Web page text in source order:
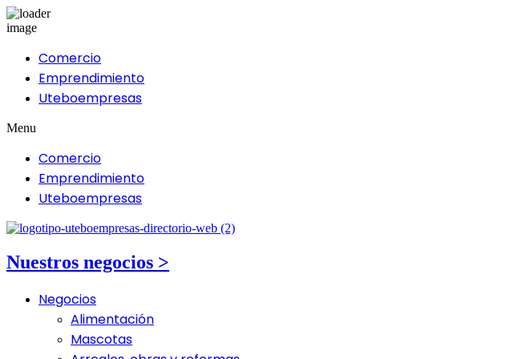
Comercio
Emprendimiento
Uteboempresas
Menu
Comercio
Emprendimiento
Uteboempresas
Nuestros negocios >
Negocios
Alimentación
Mascotas